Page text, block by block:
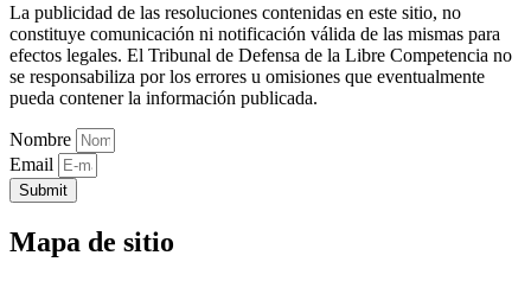
La publicidad de las resoluciones contenidas en este sitio, no
constituye comunicación ni notificación válida de las mismas para
efectos legales. El Tribunal de Defensa de la Libre Competencia no
se responsabiliza por los errores u omisiones que eventualmente
pueda contener la información publicada.
Nombre
Email
Submit
Mapa de sitio